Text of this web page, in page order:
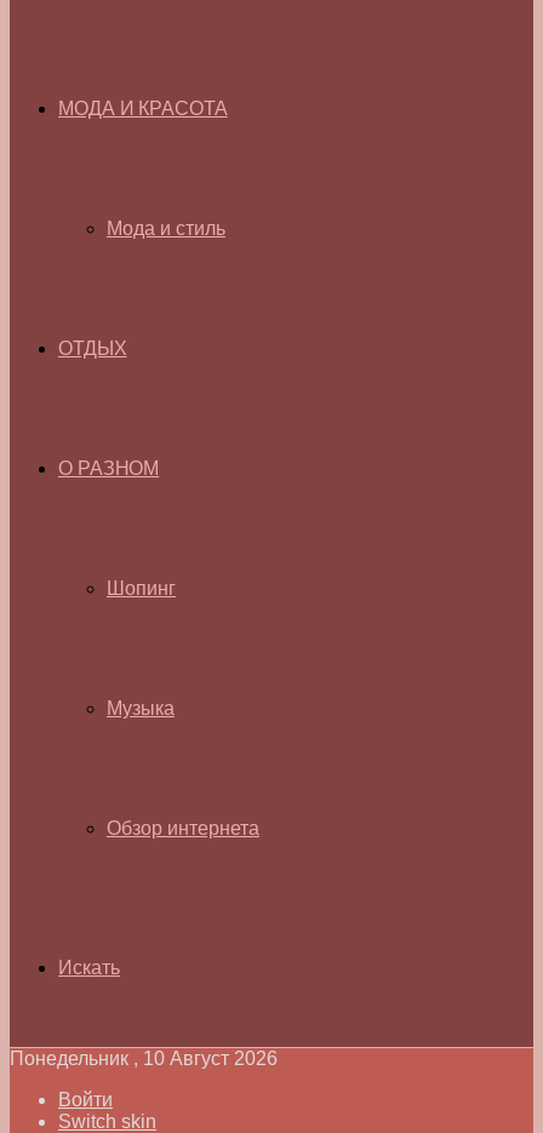
МОДА И КРАСОТА
Мода и стиль
ОТДЫХ
О РАЗНОМ
Шопинг
Музыка
Обзор интернета
Искать
Понедельник , 10 Август 2026
Войти
Switch skin